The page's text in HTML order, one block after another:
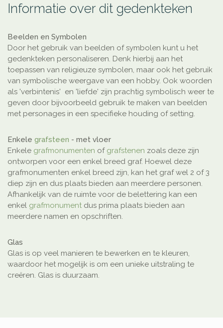
Informatie over dit gedenkteken
Beelden en Symbolen
Door het gebruik van beelden of symbolen kunt u het
gedenkteken personaliseren. Denk hierbij aan het
toepassen van religieuze symbolen, maar ook het gebruik
van symbolische weergave van een hobby. Ook woorden
als 'verbintenis' en 'liefde' zijn prachtig symbolisch weer te
geven door bijvoorbeeld gebruik te maken van beelden
met personages in een specifieke houding of setting.
Enkele grafsteen - met vloer
Enkele grafmonumenten of grafstenen zoals deze zijn
ontworpen voor een enkel breed graf. Hoewel deze
grafmonumenten enkel breed zijn, kan het graf wel 2 of 3
diep zijn en dus plaats bieden aan meerdere personen.
Afhankelijk van de ruimte voor de belettering kan een
enkel grafmonument dus prima plaats bieden aan
meerdere namen en opschriften.
Glas
Glas is op veel manieren te bewerken en te kleuren,
waardoor het mogelijk is om een unieke uitstraling te
creëren. Glas is duurzaam.